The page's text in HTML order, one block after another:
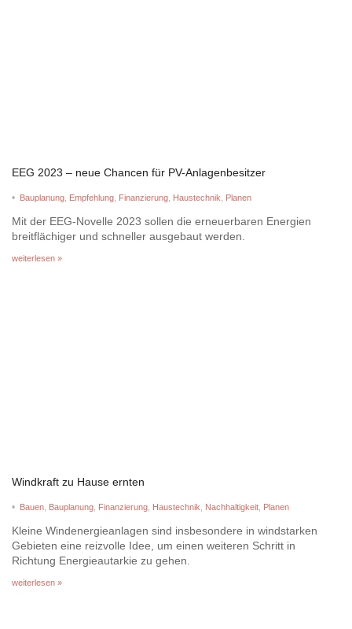
EEG 2023 – neue Chancen für PV-Anlagenbesitzer
• Bauplanung Empfehlung Finanzierung Haustechnik Planen
Mit der EEG-Novelle 2023 sollen die erneuerbaren Energien
breitflächiger und schneller ausgebaut werden.
weiterlesen »
Windkraft zu Hause ernten
• Bauen Bauplanung Finanzierung Haustechnik Nachhaltigkeit Planen
Kleine Windenergieanlagen sind insbesondere in windstarken
Gebieten eine reizvolle Idee, um einen weiteren Schritt in
Richtung Energieautarkie zu gehen.
weiterlesen »